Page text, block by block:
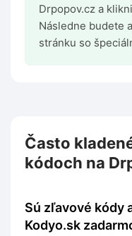
Drpopov.cz a
Následne budete
stránku so
Často
kódoch na
Sú zľavové kódy a kupóny dostupné na
Kodyo.sk